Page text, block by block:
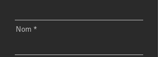
Nom